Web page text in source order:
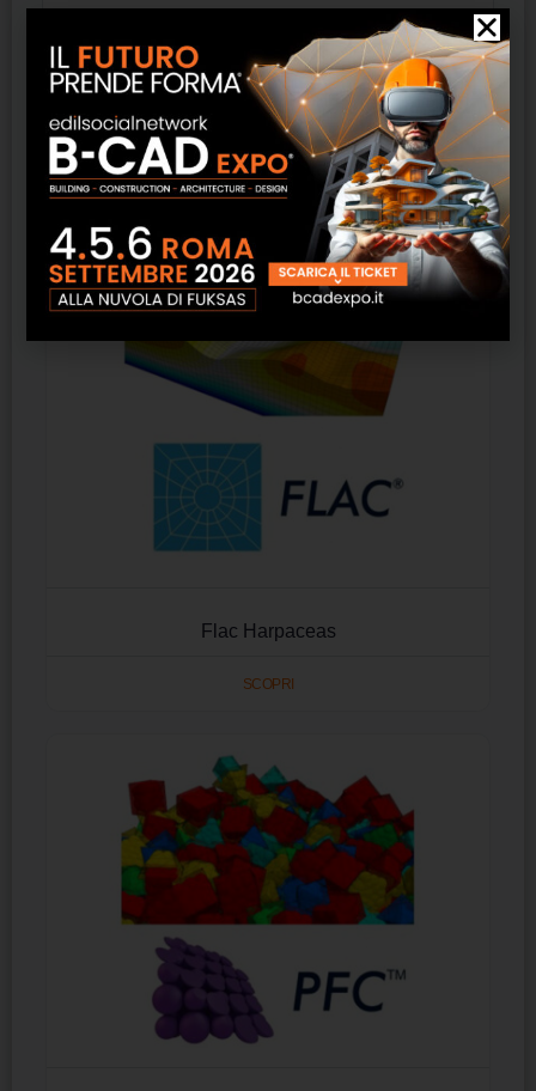
automaticamente il modello usando un
template, personalizzabile direttamente
dall’utente.
Prodotti correlati
Flac Harpaceas
SCOPRI